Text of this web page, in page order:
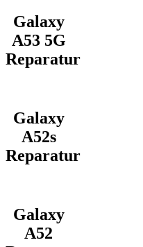
Galaxy
A53 5G
Reparatur
Galaxy
A52s
Reparatur
Galaxy
A52